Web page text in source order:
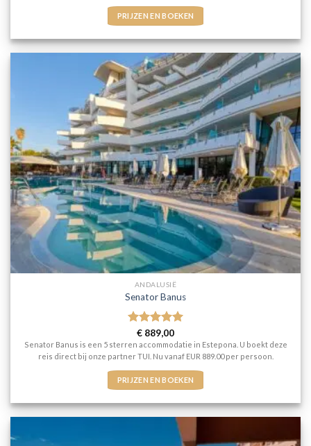
PRIJZEN EN BOEKEN
ANDALUSIË
Senator Banus
Gewaardeerd
5uit 5
€ 889,00
Senator Banus is een 5 sterren accommodatie in Estepona. U boekt deze
reis direct bij onze partner TUI. Nu vanaf EUR 889.00 per persoon.
PRIJZEN EN BOEKEN